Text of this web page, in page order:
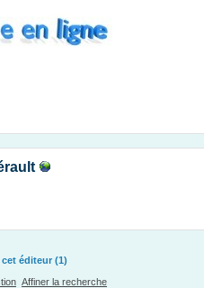
éditeur (1)
Affiner la recherche